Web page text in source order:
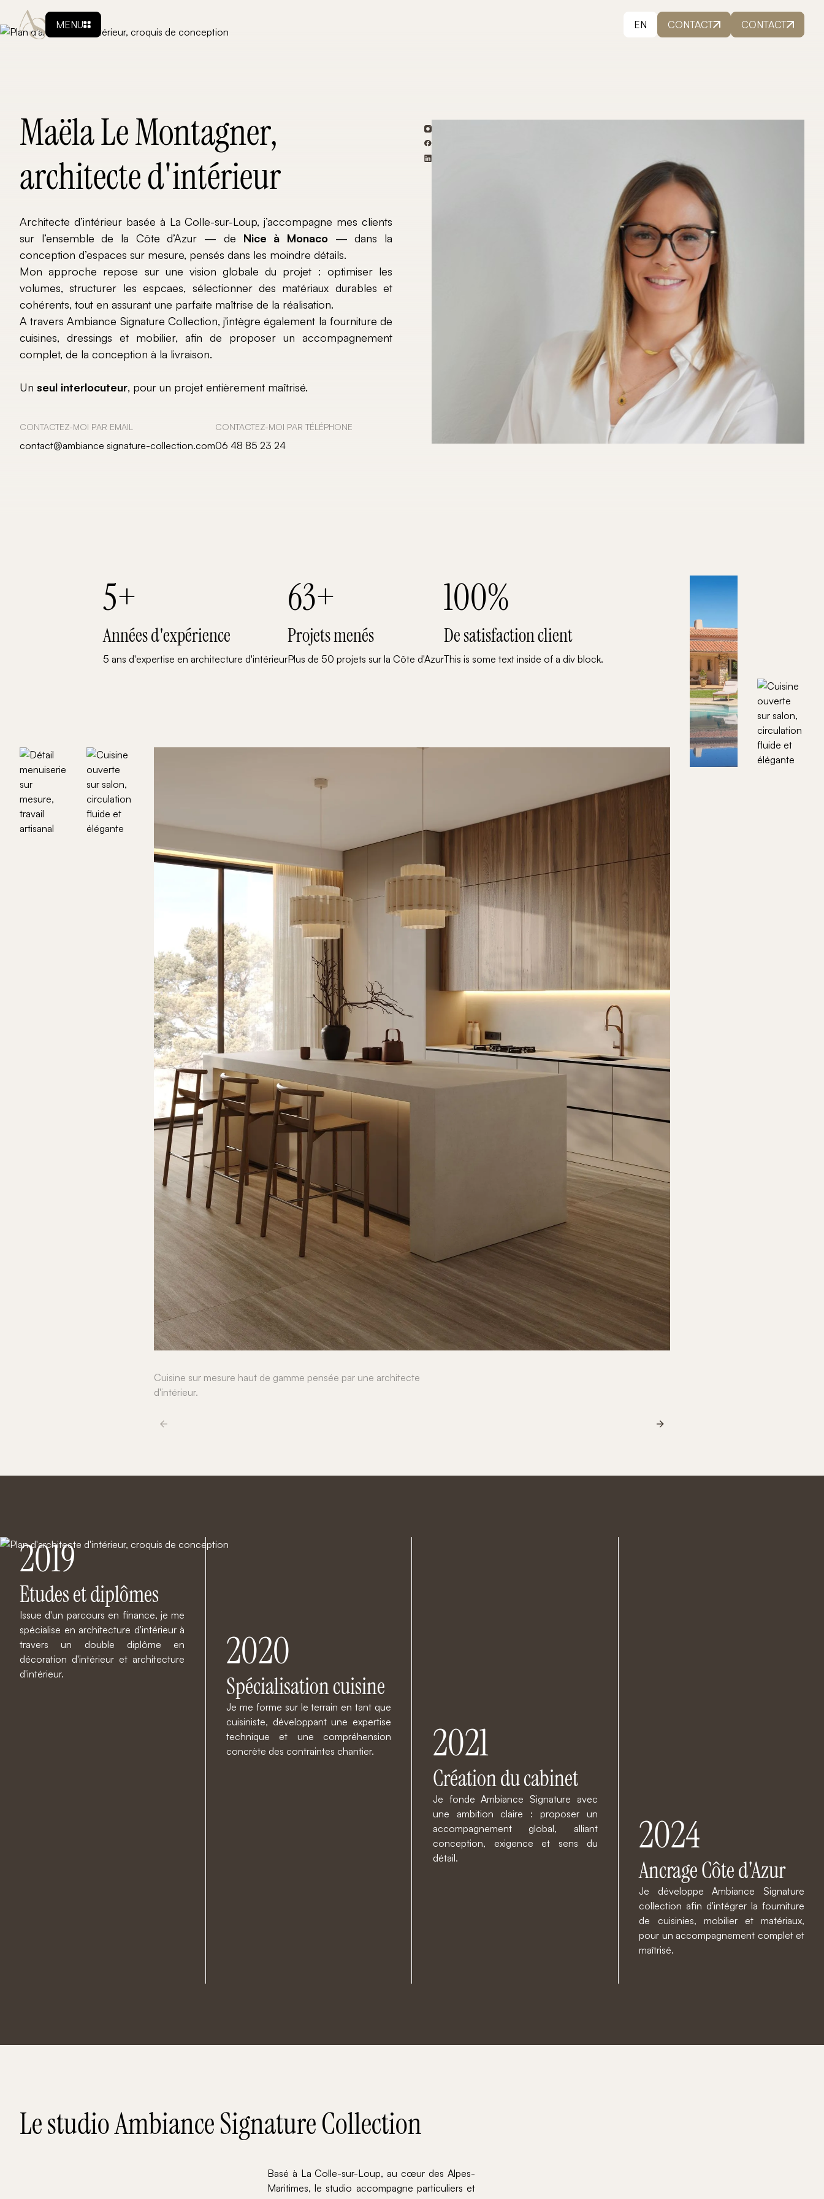
MENU EN CONTACT CONTACT
Maëla Le Montagner,
architecte d'intérieur
Architecte d’intérieur basée à La Colle-sur-Loup, j’accompagne mes clients
sur l’ensemble de la Côte d’Azur — de Nice à Monaco— dans la
conception d’espaces sur mesure, pensés dans les moindre détails.
Mon approche repose sur une vision globale du projet : optimiser les
volumes, structurer les espcaes, sélectionner des matériaux durables et
cohérents, tout en assurant une parfaite maîtrise de la réalisation.
A travers Ambiance Signature Collection, j'intègre également la fourniture de
cuisines, dressings et mobilier, afin de proposer un accompagnement
complet, de la conception à la livraison.
Un seul interlocuteur, pour un projet entièrement maîtrisé.
CONTACTEZ-MOI PAR EMAIL
contact@ambiance signature-collection.com
CONTACTEZ-MOI PAR TÉLÉPHONE
06 48 85 23 24
5+
Années d'expérience
5 ans d'expertise en architecture d'intérieur
63+
Projets menés
Plus de 50 projets sur la Côte d'Azur
100%
De satisfaction client
This is some text inside of a div block.
Cuisine sur mesure haut de gamme pensée par une architecte
d'intérieur.
2019
Etudes et diplômes
Issue d'un parcours en finance, je me
spécialise en architecture d'intérieur à
travers un double diplôme en
décoration d'intérieur et architecture
d'intérieur.
2020
Spécialisation cuisine
Je me forme sur le terrain en tant que
cuisiniste, développant une expertise
technique et une compréhension
concrète des contraintes chantier.
2021
Création du cabinet
Je fonde Ambiance Signature avec
une ambition claire : proposer un
accompagnement global, alliant
conception, exigence et sens du
détail.
2024
Ancrage Côte d'Azur
Je développe Ambiance Signature
collection afin d'intégrer la fourniture
de cuisinies, mobilier et matériaux,
pour un accompagnement complet et
maîtrisé.
Le studio Ambiance Signature Collection
Basé à La Colle-sur-Loup, au cœur des Alpes-
Maritimes, le studio accompagne particuliers et